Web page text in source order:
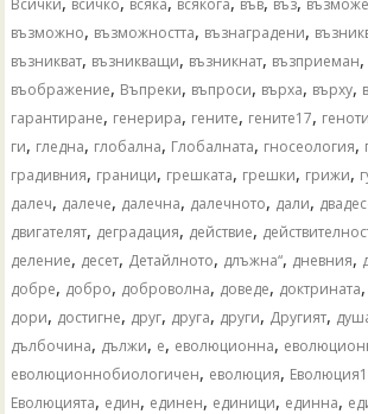
Всички всичко всяка всякога във въз
възможно, възможността, възнаградени,
възникват, възникващи, възникнат, възприеман,
въображение, Въпреки, въпроси, върха, върху,
гарантиране, генерира, гените, гените17,
ги, гледна, глобална, Глобалната, гносеология,
градивния, граници, грешката, грешки, грижи,
далеч, далече, далечна, далечното, дали,
двигателят, деградация, действие,
деление, десет, Детайлното, длъжна“, дневния,
добре, добро, доброволна, доведе, доктрината,
дори, достигне, друг, друга, други, Другият,
дълбочина, дължи, е, еволюционна,
еволюционнобиологичен, еволюция,
Еволюцията, един, единен, единици, единна,